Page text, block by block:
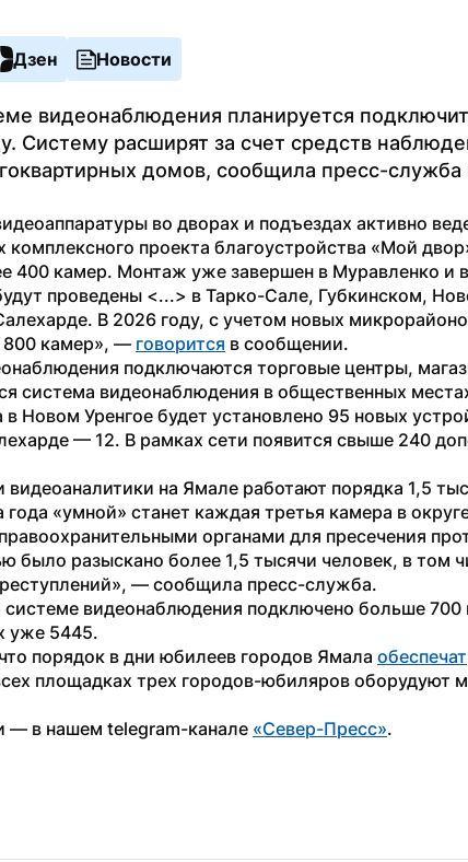
Дзен Новости
видеонаблюдения планируется
Систему расширят за счет средств
домов, сообщила пресс-служба
во дворах и подъездах активно
комплексного проекта благоустройства «Мой
400 камер. Монтаж уже завершен в Муравленко и
проведены <...> в Тарко-Сале, Губкинском,
В 2026 году, с учетом новых
камер», — говорится в сообщении.
подключаются торговые центры,
система видеонаблюдения в общественных
Новом Уренгое будет установлено 95 новых
— 12. В рамках сети появится свыше 240
на Ямале работают порядка 1,5
«умной» станет каждая третья камера в
органами для пресечения
было разыскано более 1,5 тысячи человек, в том
— сообщила пресс-служба.
системе видеонаблюдения подключено больше 700
уже 5445.
порядок в дни юбилеев городов Ямала обеспечат
площадках трех городов-юбиляров оборудуют
— в нашем telegram-канале «Север-Пресс».